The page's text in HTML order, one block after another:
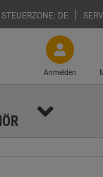
STEUERZONE: DE
Anmelden